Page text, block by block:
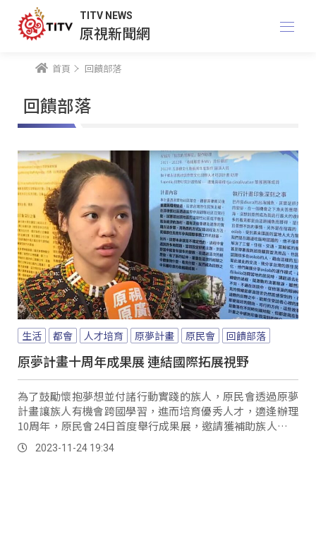
TITV NEWS
原視新聞網
首頁 回饋部落
回饋部落
生活 都會 人才培育 原夢計畫 原民會 回饋部落
原夢計畫十周年成果展 連結國際拓展視野
為了鼓勵懷抱夢想並付諸行動實踐的族人，原民會透過原夢
計畫讓族人有機會跨國學習，進而培育優秀人才，適逢辦理
10周年，原民會24日首度舉行成果展，邀請獲補助族人分享
自身動機、目的與成果。
2023-11-24 19:34